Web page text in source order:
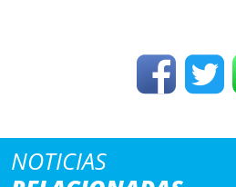
NOTICIAS